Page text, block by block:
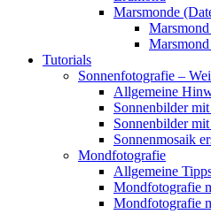
Marsmonde
Tutorials
Sonnenfotografie –
Allgemeine
Sonnenbilder
Sonnenbilder
Sonnenmosaik
Mondfotografie
Allgemeine
Mondfotografie
Mondfotografie